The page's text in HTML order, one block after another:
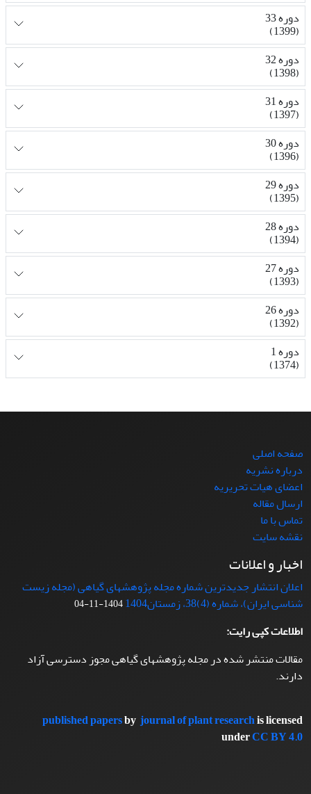
دوره 33
(1399)
دوره 32
(1398)
دوره 31
(1397)
دوره 30
(1396)
دوره 29
(1395)
دوره 28
(1394)
دوره 27
(1393)
دوره 26
(1392)
دوره 1
(1374)
صفحه اصلی
درباره نشریه
اعضای هیات تحریریه
ارسال مقاله
تماس با ما
نقشه سایت
اخبار و اعلانات
اعلان انتشار جدیدترین شماره مجله پژوهشهای گیاهی (مجله زیست
شناسی ایران)، شماره (4)38، زمستان1404
1404-11-04
اطلاعات کپی رایت:
مقالات منتشر شده در مجله پژوهشهای گیاهی مجوز دسترسی آزاد
دارند.
published papersbyjournal of plant researchis licensed
underCC BY 4.0